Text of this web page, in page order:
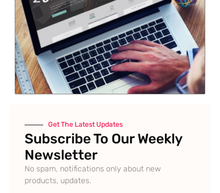
Get The Latest Updates
Subscribe To Our Weekly
Newsletter
No spam, notifications only about new
products, updates.